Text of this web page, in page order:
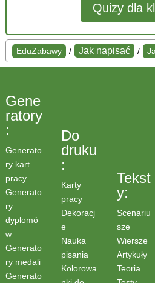
Quizy dla
EduZabawy / Jak napisać /
Gene
ratory
:
Generato
ry kart
pracy
Generato
ry
dyplomó
w
Generato
ry medali
Generato
Do
druku
:
Karty
pracy
Dekoracj
e
Nauka
pisania
Kolorowa
Tekst
y:
Scenariu
sze
Wiersze
Artykuły
Teoria